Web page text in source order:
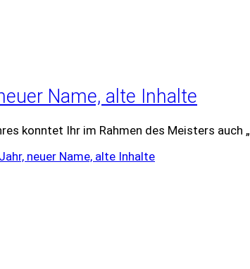
Name, alte Inhalte
konntet Ihr im Rahmen des Meisters auch „
neuer Name, alte Inhalte